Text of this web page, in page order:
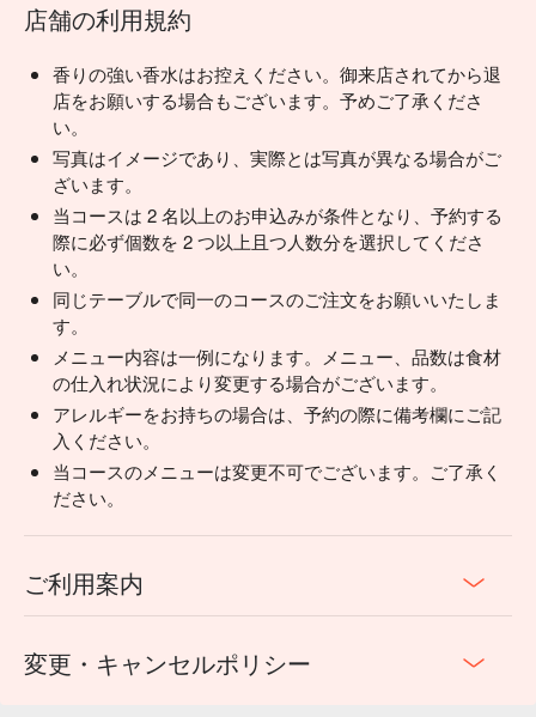
店舗の利用規約
香りの強い香水はお控えください。御来店されてから退
店をお願いする場合もございます。予めご了承くださ
い。
写真はイメージであり、実際とは写真が異なる場合がご
ざいます。
当コースは 2 名以上のお申込みが条件となり、予約する
際に必ず個数を 2 つ以上且つ人数分を選択してくださ
い。
同じテーブルで同一のコースのご注文をお願いいたしま
す。
メニュー内容は一例になります。メニュー、品数は食材
の仕入れ状況により変更する場合がございます。
アレルギーをお持ちの場合は、予約の際に備考欄にご記
入ください。
当コースのメニューは変更不可でございます。ご了承く
ださい。
ご利用案内
変更・キャンセルポリシー